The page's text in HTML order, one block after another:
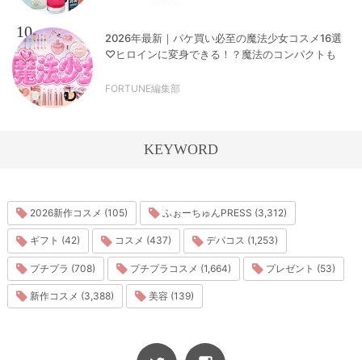
10
2026年最新｜パケ買い必至の魔法少女コスメ16選
♡ヒロインに変身できる！？魔法のコンパクトも
FORTUNE編集部
KEYWORD
2026新作コスメ (105) ふぉーちゅんPRESS (3,312)
ギフト (42) コスメ (437) デパコス (1,253)
プチプラ (708) プチプラコスメ (1,664) プレゼント (53)
新作コスメ (3,388) 美容 (139)